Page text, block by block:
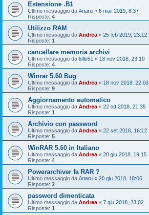
Estensione .B1
Ultimo messaggio da Anaru « 6 mar 2019, 8:37
Risposte: 4
Utilizzo RAM
Ultimo messaggio da Andrea « 25 feb 2019, 23:12
Risposte: 1
cancellare memoria archivi
Ultimo messaggio da lollo51 « 18 nov 2018, 23:10
Risposte: 4
Winrar 5.60 Bug
Ultimo messaggio da Andrea « 18 nov 2018, 22:03
Risposte: 9
Aggiornamento automatico
Ultimo messaggio da Andrea « 22 ott 2018, 21:35
Risposte: 1
Archivio con password
Ultimo messaggio da Andrea « 22 set 2018, 16:12
Risposte: 5
WinRAR 5.60 in Italiano
Ultimo messaggio da Andrea « 20 giu 2018, 19:15
Risposte: 4
Powerarchiver fa RAR ?
Ultimo messaggio da Anaru « 20 giu 2018, 18:06
Risposte: 2
password dimenticata
Ultimo messaggio da Andrea « 7 giu 2018, 23:02
Risposte: 1